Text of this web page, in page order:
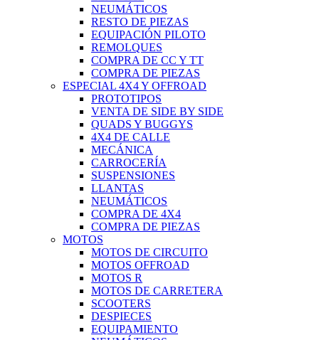
NEUMÁTICOS
RESTO DE PIEZAS
EQUIPACIÓN PILOTO
REMOLQUES
COMPRA DE CC Y TT
COMPRA DE PIEZAS
ESPECIAL 4X4 Y OFFROAD
PROTOTIPOS
VENTA DE SIDE BY SIDE
QUADS Y BUGGYS
4X4 DE CALLE
MECÁNICA
CARROCERÍA
SUSPENSIONES
LLANTAS
NEUMÁTICOS
COMPRA DE 4X4
COMPRA DE PIEZAS
MOTOS
MOTOS DE CIRCUITO
MOTOS OFFROAD
MOTOS R
MOTOS DE CARRETERA
SCOOTERS
DESPIECES
EQUIPAMIENTO